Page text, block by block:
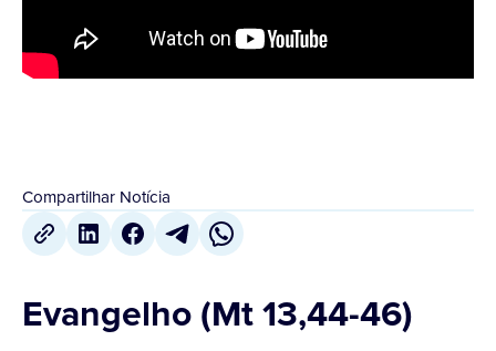
Compartilhar Notícia
Evangelho (Mt 13,44-46)